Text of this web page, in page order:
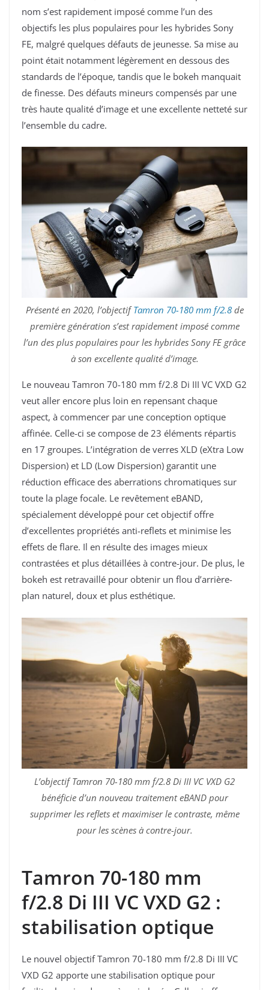
nom s’est rapidement imposé comme l’un des
objectifs les plus populaires pour les hybrides Sony
FE, malgré quelques défauts de jeunesse. Sa mise au
point était notamment légèrement en dessous des
standards de l’époque, tandis que le bokeh manquait
de finesse. Des défauts mineurs compensés par une
très haute qualité d’image et une excellente netteté sur
l’ensemble du cadre.
Présenté en 2020, l’objectifTamron 70-180 mm f/2.8de
première génération s’est rapidement imposé comme
l’un des plus populaires pour les hybrides Sony FE grâce
à son excellente qualité d’image.
Le nouveau Tamron 70-180 mm f/2.8 Di III VC VXD G2
veut aller encore plus loin en repensant chaque
aspect, à commencer par une conception optique
affinée. Celle-ci se compose de 23 éléments répartis
en 17 groupes. L’intégration de verres XLD (eXtra Low
Dispersion) et LD (Low Dispersion) garantit une
réduction efficace des aberrations chromatiques sur
toute la plage focale. Le revêtement eBAND,
spécialement développé pour cet objectif offre
d’excellentes propriétés anti-reflets et minimise les
effets de flare. Il en résulte des images mieux
contrastées et plus détaillées à contre-jour. De plus, le
bokeh est retravaillé pour obtenir un flou d’arrière-
plan naturel, doux et plus esthétique.
L’objectif Tamron 70-180 mm f/2.8 Di III VC VXD G2
bénéficie d’un nouveau traitement eBAND pour
supprimer les reflets et maximiser le contraste, même
pour les scènes à contre-jour.
Tamron 70-180 mm
f/2.8 Di III VC VXD G2 :
stabilisation optique
Le nouvel objectif Tamron 70-180 mm f/2.8 Di III VC
VXD G2 apporte une stabilisation optique pour